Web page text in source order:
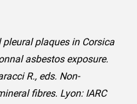
plaques in Corsica
asbestos exposure.
R., eds. Non-
fibres. Lyon: IARC